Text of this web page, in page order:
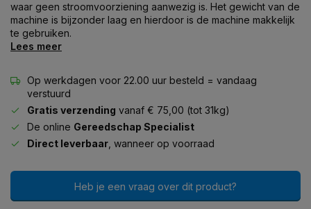
waar geen stroomvoorziening aanwezig is. Het gewicht van de
machine is bijzonder laag en hierdoor is de machine makkelijk
te gebruiken.
Lees meer
Op werkdagen voor 22.00 uur besteld = vandaag
verstuurd
Gratis verzending vanaf € 75,00 (tot 31kg)
De online Gereedschap Specialist
Direct leverbaar , wanneer op voorraad
Heb je een vraag over dit product?